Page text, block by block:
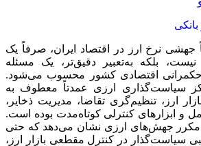
نرخ ارز در اقتصاد ایران، صرفاً یک
نیست، بلکه به‌تعبیر دقیق‌تر، یک مسئله
اقتصادی کشور محسوب می‌شود.
سیاست‌گذاری ارزی عمدتاً معطوف به
ارز، تنظیم‌گری تقاضا، مدیریت ذخایر،
و ابزارهای کنترلی کوتاه‌مدت بوده است.
مکرر جهش‌های ارزی نشان می‌دهد که حتی
سیاست‌گذار در کنترل مقطعی بازار ارز،